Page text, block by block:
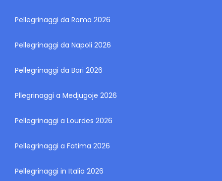
Pellegrinaggi da Roma 2026
Pellegrinaggi da Napoli 2026
Pellegrinaggi da Bari 2026
Pllegrinaggi a Medjugoje 2026
Pellegrinaggi a Lourdes 2026
Pellegrinaggi a Fatima 2026
Pellegrinaggi in Italia 2026